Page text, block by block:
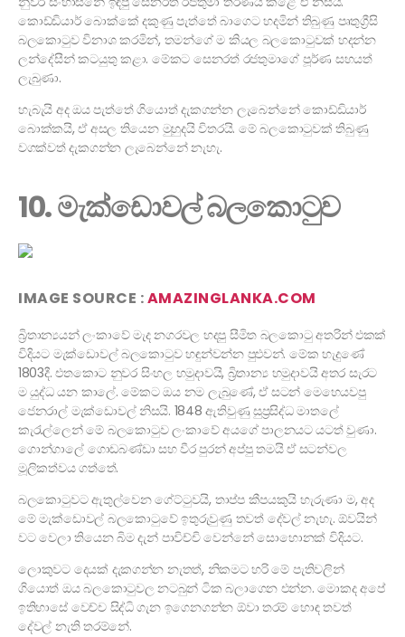
කොඩ්ඩියාර් බොක්කේ දකුණු පැත්තේ බාගෙට හදමින් තිබුණු පෘතුග්‍රීසි
බලකොටුව විනාශ කරමින්, තමන්ගේ ම කියල බලකොටුවක් හදන්න
ලන්දේසීන් කටයුතු කළා. මේකට සෙනරත් රජතුමාගේ පූර්ණ සහයත්
ලැබුණා.
හැබැයි අද ඔය පැත්තේ ගියොත් දැකගන්න ලැබෙන්නේ කොඩ්ඩියාර්
බොක්කයි, ඒ අසල තියෙන මුහුදයි විතරයි. මේ බලකොටුවක් තිබුණු
වගක්වත් දැකගන්න ලැබෙන්නේ නැහැ.
10. මැක්ඩොවල් බලකොටුව
IMAGE SOURCE :AMAZINGLANKA.COM
බ්‍රිතාන්‍යයන් ලංකාවේ මැද නගරවල හදපු සීමිත බලකොටු අතරින් එකක්
විදියට මැක්ඩොවල් බලකොටුව හඳුන්වන්න පුළුවන්. මේක හැදුණේ
1803දී. එතකොට නුවර සිංහල හමුදාවයි, බ්‍රිතාන්‍ය හමුදාවයි අතර සැරට
ම යුද්ධ යන කාලේ. මේකට ඔය නම ලැබුණේ, ඒ සටන් මෙහෙයවපු
ජෙනරාල් මැක්ඩොවල් නිසයි. 1848 ඇතිවුණු සුප්‍රසිද්ධ මාතලේ
කැරැල්ලෙන් මේ බලකොටුව ලංකාවේ අයගේ පාලනයට යටත් වුණා.
ගොන්ගාලේ ගොඩබණ්ඩා සහ වීර පුරන් අප්පු තමයි ඒ සටන්වල
මූලිකත්වය ගත්තේ.
බලකොටුවට ඇතුල්වෙන ගේට්ටුවයි, තාප්ප කීපයකුයි හැරුණා ම, අද
මේ මැක්ඩොවල් බලකොටුවේ ඉතුරුවුණු තවත් දේවල් නැහැ. ඕවයින්
වට වෙලා තියෙන බිම දැන් පාවිච්චි වෙන්නේ සොහොනක් විදියට.
ලොකුවට දෙයක් දැකගන්න නැතත්, නිකමට හරි මේ පැතිවලින්
ගියොත් ඔය බලකොටුවල නටබුන් ටික බලාගෙන එන්න. මොකද අපේ
ඉතිහාසේ වෙච්ච සිද්ධි ගැන ඉගෙනගන්න ඕවා තරම් හොඳ තවත්
දේවල් නැති තරම්නේ.